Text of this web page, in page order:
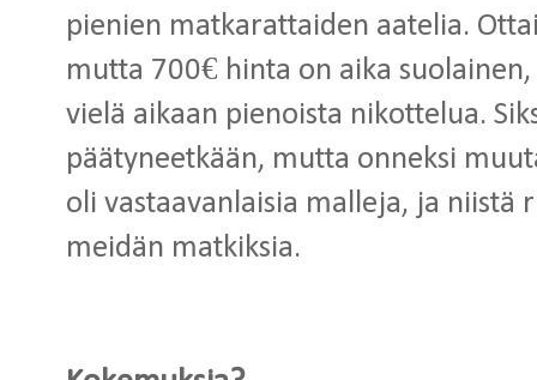
pienien matkarattaiden aatelia.
mutta 700€ hinta on aika
vielä aikaan pienoista nikottelua.
päätyneetkään, mutta onneksi
oli vastaavanlaisia malleja, ja niistä
meidän matkiksia.